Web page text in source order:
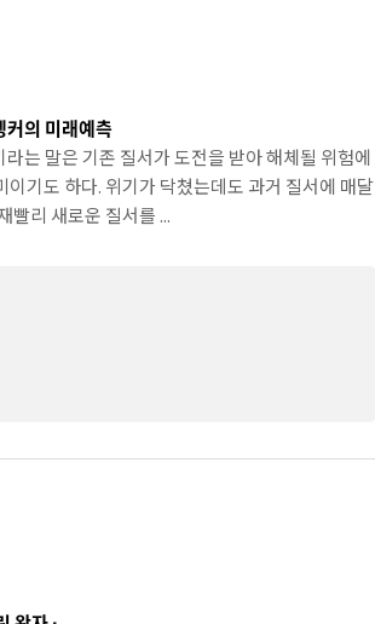
커의 미래예측
는 말은 기존 질서가 도전을 받아 해체될 위험에
기도 하다. 위기가 닥쳤는데도 과거 질서에 매달
빨리 새로운 질서를 ...